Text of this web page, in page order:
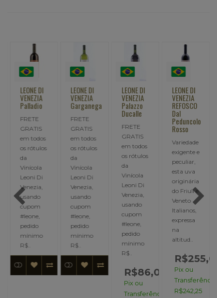
LEONE DI
VENEZIA
Palladio
FRETE
GRATIS
em todos
os rótulos
da
Vinícola
Leoni Di
Venezia,
usando
cupom
#leone,
pedido
mínimo
R$..
LEONE DI
VENEZIA
Garganega
FRETE
GRATIS
em todos
os rótulos
da
Vinícola
Leoni Di
Venezia,
usando
cupom
#leone,
pedido
mínimo
R$..
LEONE DI
VENEZIA
Palazzo
Ducalle
FRETE
GRATIS
em todos
os rótulos
da
Vinícola
Leoni Di
Venezia,
usando
cupom
#leone,
pedido
mínimo
R$..
R$86,00
Pix ou
Transferência:
LEONE DI
VENEZIA
REFOSCO
Dal
Peduncolo
Rosso
Variedade
exigente e
peculiar,
esta uva
originária
do Friuli e
Veneto
Italianos,
expressa
na
altitud..
Pix ou
R$242,25